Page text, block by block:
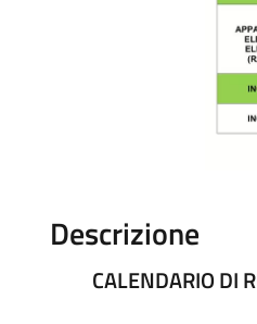
Descrizione
CALENDARIO DI